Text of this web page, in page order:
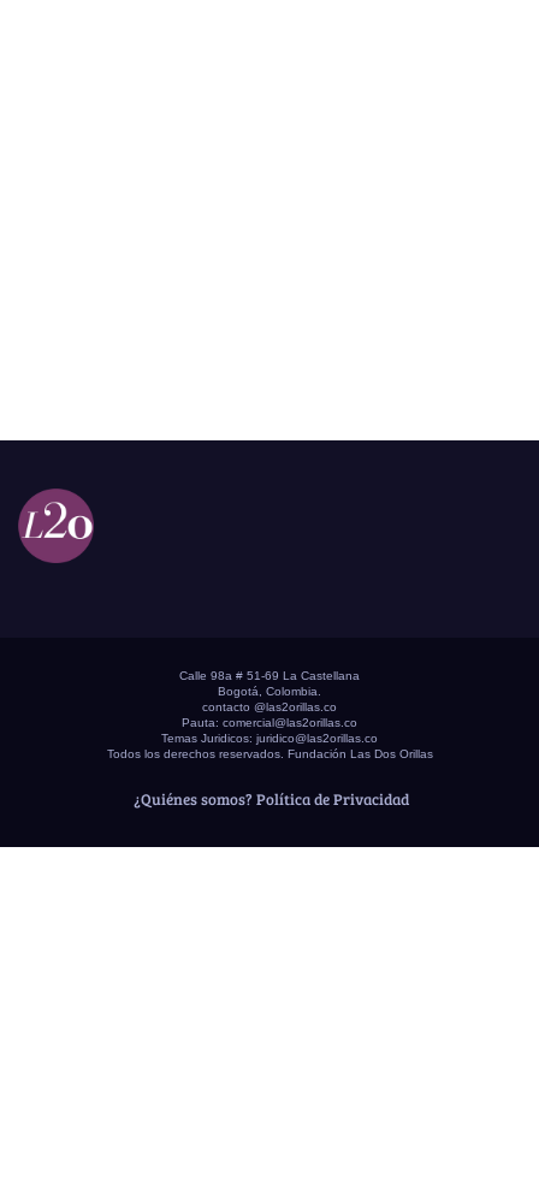
Calle 98a # 51-69 La Castellana
Bogotá, Colombia.
contacto @las2orillas.co
Pauta: comercial@las2orillas.co
Temas Juridicos: juridico@las2orillas.co
Todos los derechos reservados. Fundación Las Dos Orillas
¿Quiénes somos? Política de Privacidad